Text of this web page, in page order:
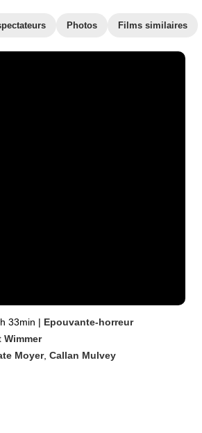
Photos Films similaires
33min | Epouvante-horreur
Wimmer
Moyer, Callan Mulvey